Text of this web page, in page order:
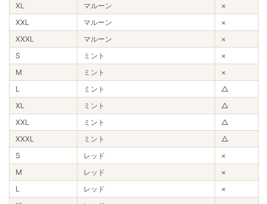
XL
マルーン
×
XXL
マルーン
×
XXXL
マルーン
×
S
ミント
×
M
ミント
×
L
ミント
△
XL
ミント
△
XXL
ミント
△
XXXL
ミント
△
S
レッド
×
M
レッド
×
L
レッド
×